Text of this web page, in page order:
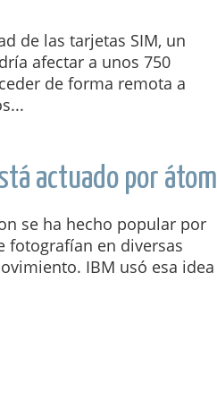
de las tarjetas SIM, un
afectar a unos 750
de forma remota a
actuado por
se ha hecho popular por
fotografían en diversas
IBM usó esa idea